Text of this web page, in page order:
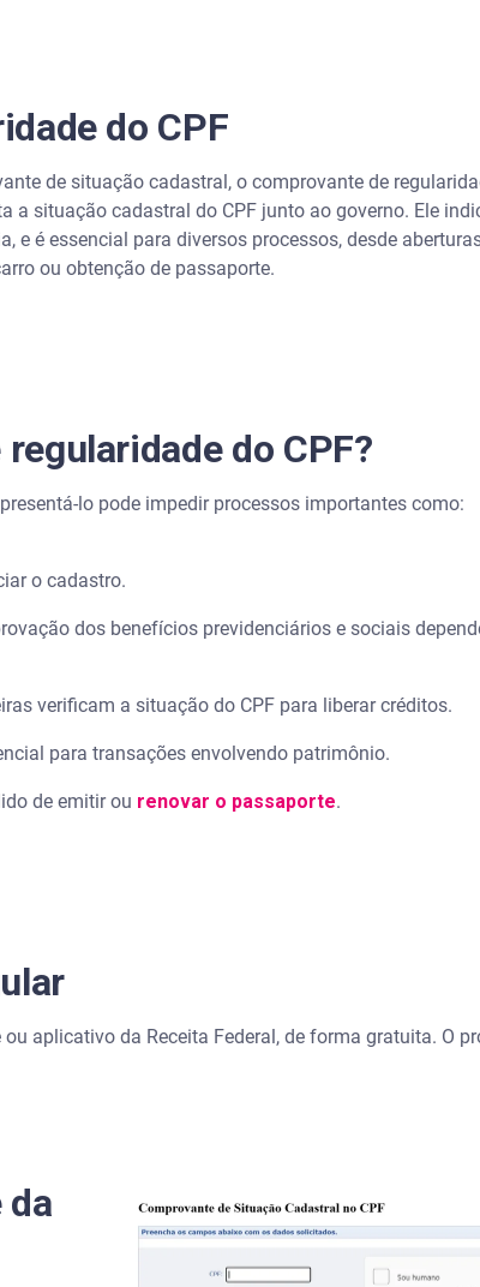
do CPF
de situação cadastral, o comprovante de
a situação cadastral do CPF junto ao governo. Ele
e é essencial para diversos processos, desde
ou obtenção de passaporte.
do CPF?
lo pode impedir processos importantes como:
o cadastro.
dos benefícios previdenciários e sociais
verificam a situação do CPF para liberar créditos.
para transações envolvendo patrimônio.
de emitir ou renovar o passaporte.
aplicativo da Receita Federal, de forma gratuita. O
da